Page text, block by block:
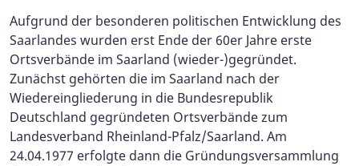
Aufgrund der besonderen politischen Entwicklung des
Saarlandes wurden erst Ende der 60er Jahre erste
Ortsverbände im Saarland (wieder-)gegründet.
Zunächst gehörten die im Saarland nach der
Wiedereingliederung in die Bundesrepublik
Deutschland gegründeten Ortsverbände zum
Landesverband Rheinland-Pfalz/Saarland. Am
24.04.1977 erfolgte dann die Gründungsversammlung